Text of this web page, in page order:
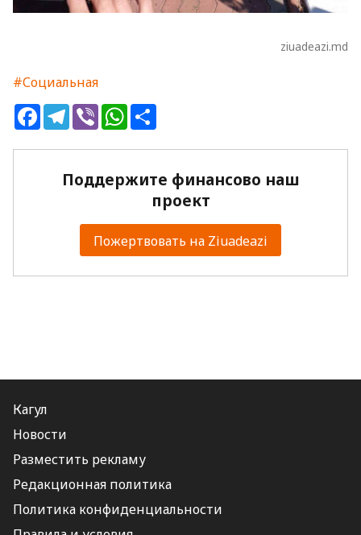
ziuadeazi.md
#Социальная
FacebookTelegram
ViberWhatsApp
Поддержите финансово наш
проект
Пожертвовать на Ziuadeazi
Кагул
Новости
Разместить рекламу
Редакционная политика
Политика конфиденциальности